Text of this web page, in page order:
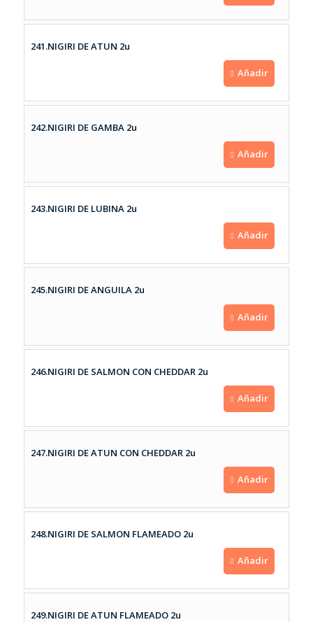
241.NIGIRI DE ATUN 2u
Añadir
242.NIGIRI DE GAMBA 2u
Añadir
243.NIGIRI DE LUBINA 2u
Añadir
245.NIGIRI DE ANGUILA 2u
Añadir
246.NIGIRI DE SALMON CON CHEDDAR 2u
Añadir
247.NIGIRI DE ATUN CON CHEDDAR 2u
Añadir
248.NIGIRI DE SALMON FLAMEADO 2u
Añadir
249.NIGIRI DE ATUN FLAMEADO 2u